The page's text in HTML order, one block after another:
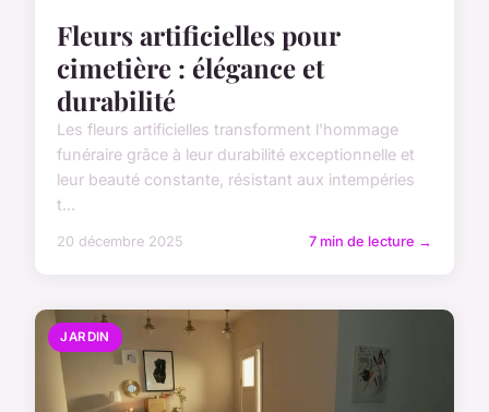
Fleurs artificielles pour
cimetière : élégance et
durabilité
Les fleurs artificielles transforment l'hommage
funéraire grâce à leur durabilité exceptionnelle et
leur beauté constante, résistant aux intempéries
t...
20 décembre 2025 7 min de lecture →
JARDIN